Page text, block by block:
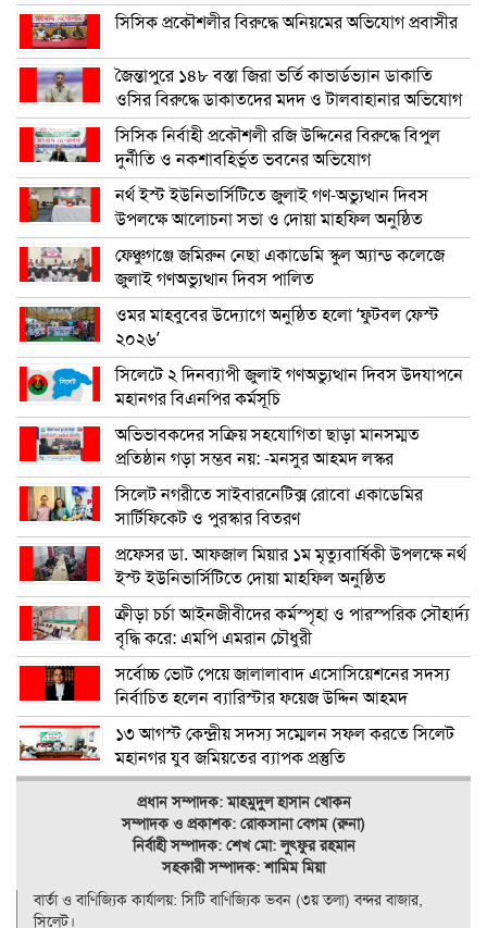
সিসিক প্রকৌশলীর বিরুদ্ধে অনিয়মের অভিযোগ প্রবাসীর
জৈন্তাপুরে ১৪৮ বস্তা জিরা ভর্তি কাভার্ডভ্যান ডাকাতি
ওসির বিরুদ্ধে ডাকাতদের মদদ ও টালবাহানার অভিযোগ
সিসিক নির্বাহী প্রকৌশলী রজি উদ্দিনের বিরুদ্ধে বিপুল
দুর্নীতি ও নকশাবহির্ভূত ভবনের অভিযোগ
নর্থ ইস্ট ইউনিভার্সিটিতে জুলাই গণ-অভ্যুত্থান দিবস
উপলক্ষে আলোচনা সভা ও দোয়া মাহফিল অনুষ্ঠিত
ফেঞ্চুগঞ্জে জমিরুন নেছা একাডেমি স্কুল অ্যান্ড কলেজে
জুলাই গণঅভ্যুত্থান দিবস পালিত
ওমর মাহবুবের উদ্যোগে অনুষ্ঠিত হলো ‘ফুটবল ফেস্ট
২০২৬’
সিলেটে ২ দিনব্যাপী জুলাই গণঅভ্যুত্থান দিবস উদযাপনে
মহানগর বিএনপির কর্মসূচি
অভিভাবকদের সক্রিয় সহযোগিতা ছাড়া মানসম্মত
প্রতিষ্ঠান গড়া সম্ভব নয়: -মনসুর আহমদ লস্কর
সিলেট নগরীতে সাইবারনেটিক্স রোবো একাডেমির
সার্টিফিকেট ও পুরস্কার বিতরণ
প্রফেসর ডা. আফজাল মিয়ার ১ম মৃত্যুবার্ষিকী উপলক্ষে নর্থ
ইস্ট ইউনিভার্সিটিতে দোয়া মাহফিল অনুষ্ঠিত
ক্রীড়া চর্চা আইনজীবীদের কর্মস্পৃহা ও পারস্পরিক সৌহার্দ্য
বৃদ্ধি করে: এমপি এমরান চৌধুরী
সর্বোচ্চ ভোট পেয়ে জালালাবাদ এসোসিয়েশনের সদস্য
নির্বাচিত হলেন ব্যারিস্টার ফয়েজ উদ্দিন আহমদ
১৩ আগস্ট কেন্দ্রীয় সদস্য সম্মেলন সফল করতে সিলেট
মহানগর যুব জমিয়তের ব্যাপক প্রস্তুতি
প্রধান সম্পাদক: মাহমুদুল হাসান খোকন
সম্পাদক ও প্রকাশক: রোকসানা বেগম (রুনা)
নির্বাহী সম্পাদক: শেখ মো: লুৎফুর রহমান
সহকারী সম্পাদক: শামিম মিয়া
বার্তা ও বাণিজ্যিক কার্যালয়: সিটি বাণিজ‍্যিক ভবন (৩য় তলা) বন্দর বাজার,
সিলেট।